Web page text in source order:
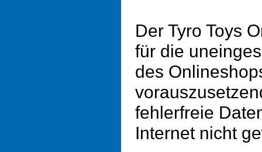
Der Tyro Toys
für die
des
fehlerfreie
Internet nicht